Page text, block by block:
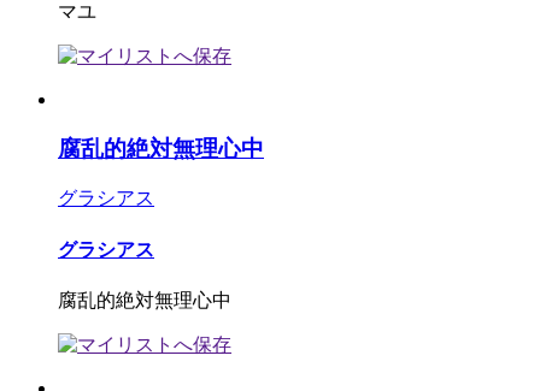
マユ
腐乱的絶対無理心中
グラシアス
グラシアス
腐乱的絶対無理心中